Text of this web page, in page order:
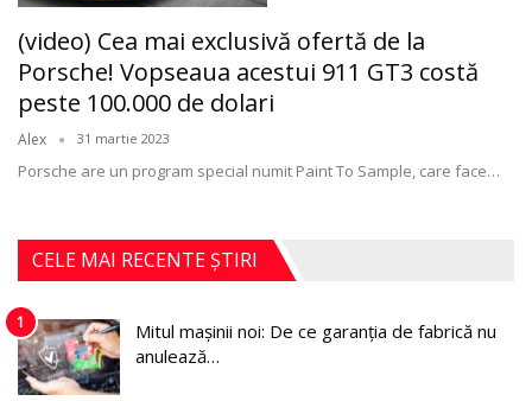
(video) Cea mai exclusivă ofertă de la
Porsche! Vopseaua acestui 911 GT3 costă
peste 100.000 de dolari
Alex 31 martie 2023
Porsche are un program special numit Paint To Sample, care face…
CELE MAI RECENTE ȘTIRI
1
Mitul mașinii noi: De ce garanția de fabrică nu
anulează…